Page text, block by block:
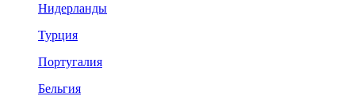
Нидерланды
Турция
Португалия
Бельгия